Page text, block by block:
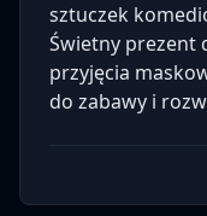
sztuczek
Świetny prezent
przyjęcia
do zabawy i